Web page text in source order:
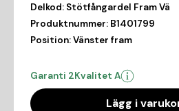
Delkod: Stötfångardel Fram Vä
Produktnummer: B1401799
Position:Vänster fram
Garanti 2Kvalitet A
Lägg i